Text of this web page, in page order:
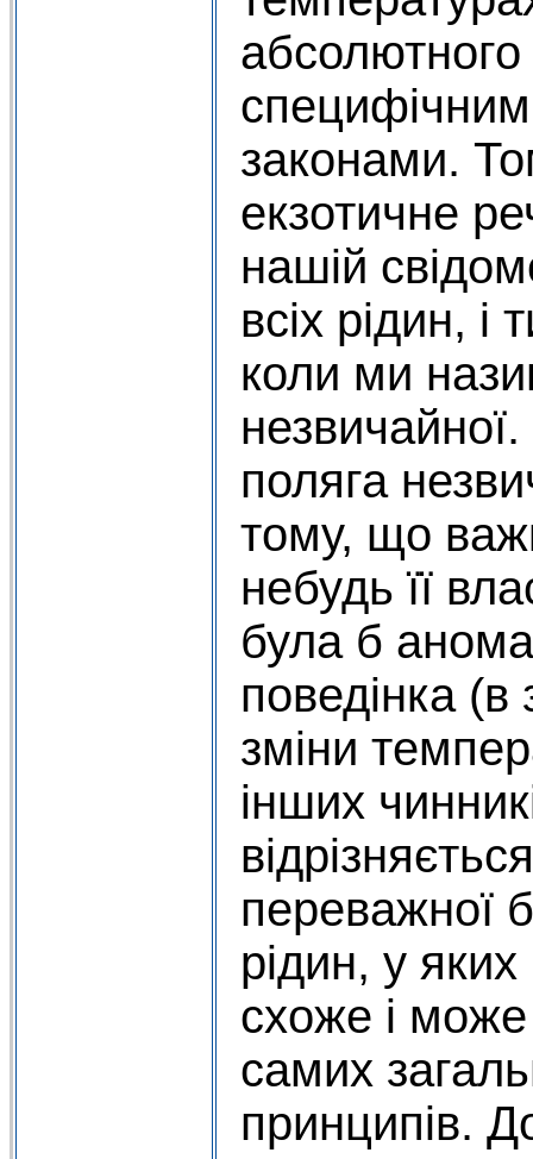
абсолютного
законами.
екзотичне
нашій
всіх рідин,
коли ми
поляга
тому, що
небудь її
була б
поведінка (в
зміни
інших
переважної
рідин, у
схоже і
самих
принципів.